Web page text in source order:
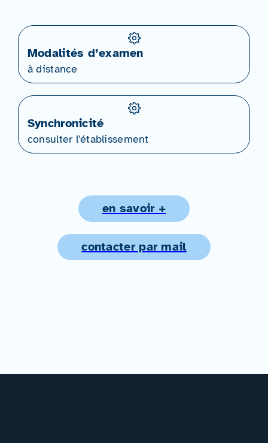
Modalités d’examen
à distance
Synchronicité
consulter l'établissement
en savoir +
contacter par mail